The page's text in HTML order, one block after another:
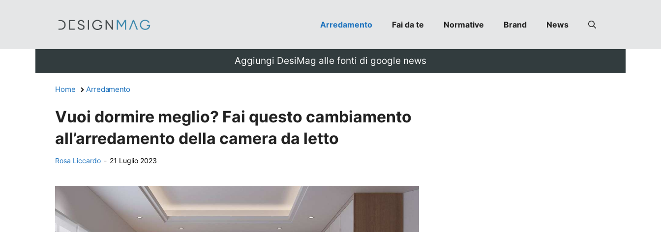
Arredamento Fai da te Normative Brand News
Aggiungi DesiMag alle fonti di google news
Home Arredamento
Vuoi dormire meglio? Fai questo cambiamento
all’arredamento della camera da letto
Rosa Liccardo - 21 Luglio 2023